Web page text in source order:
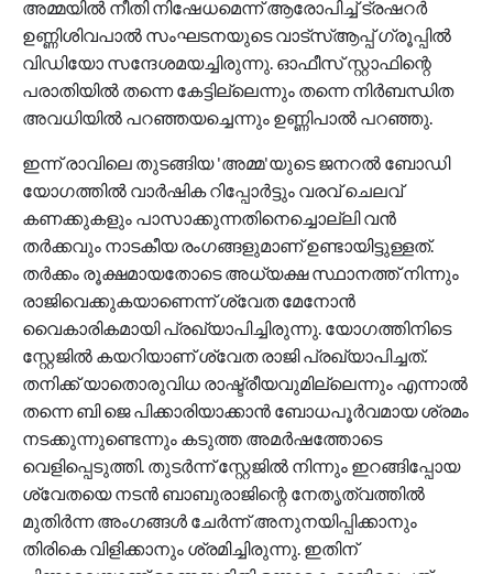
അമ്മയില്‍ നീതി നിഷേധമെന്ന് ആരോപിച്ച് ട്രഷറര്‍
ഉണ്ണിശിവപാല്‍ സംഘടനയുടെ വാട്‌സ്ആപ്പ് ഗ്രൂപ്പില്‍
വിഡിയോ സന്ദേശമയച്ചിരുന്നു. ഓഫീസ് സ്റ്റാഫിന്റെ
പരാതിയില്‍ തന്നെ കേട്ടില്ലെന്നും തന്നെ നിര്‍ബന്ധിത
അവധിയില്‍ പറഞ്ഞയച്ചെന്നും ഉണ്ണിപാല്‍ പറഞ്ഞു.
ഇന്ന് രാവിലെ തുടങ്ങിയ 'അമ്മ'യുടെ ജനറല്‍ ബോഡി
യോഗത്തില്‍ വാര്‍ഷിക റിപ്പോര്‍ട്ടും വരവ് ചെലവ്
കണക്കുകളും പാസാക്കുന്നതിനെച്ചൊല്ലി വന്‍
തര്‍ക്കവും നാടകീയ രംഗങ്ങളുമാണ് ഉണ്ടായിട്ടുള്ളത്.
തര്‍ക്കം രൂക്ഷമായതോടെ അധ്യക്ഷ സ്ഥാനത്ത് നിന്നും
രാജിവെക്കുകയാണെന്ന് ശ്വേത മേനോന്‍
വൈകാരികമായി പ്രഖ്യാപിച്ചിരുന്നു. യോഗത്തിനിടെ
സ്റ്റേജില്‍ കയറിയാണ് ശ്വേത രാജി പ്രഖ്യാപിച്ചത്.
തനിക്ക് യാതൊരുവിധ രാഷ്ട്രീയവുമില്ലെന്നും എന്നാല്‍
തന്നെ ബി ജെ പിക്കാരിയാക്കാന്‍ ബോധപൂര്‍വമായ ശ്രമം
നടക്കുന്നുണ്ടെന്നും കടുത്ത അമര്‍ഷത്തോടെ
വെളിപ്പെടുത്തി. തുടര്‍ന്ന് സ്റ്റേജില്‍ നിന്നും ഇറങ്ങിപ്പോയ
ശ്വേതയെ നടന്‍ ബാബുരാജിന്റെ നേതൃത്വത്തില്‍
മുതിര്‍ന്ന അംഗങ്ങള്‍ ചേര്‍ന്ന് അനുനയിപ്പിക്കാനും
തിരികെ വിളിക്കാനും ശ്രമിച്ചിരുന്നു. ഇതിന്